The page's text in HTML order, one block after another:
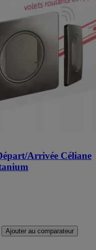
Arrivée Céliane
Ajouter au comparateur